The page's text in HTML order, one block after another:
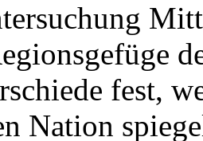
fest,
Nation